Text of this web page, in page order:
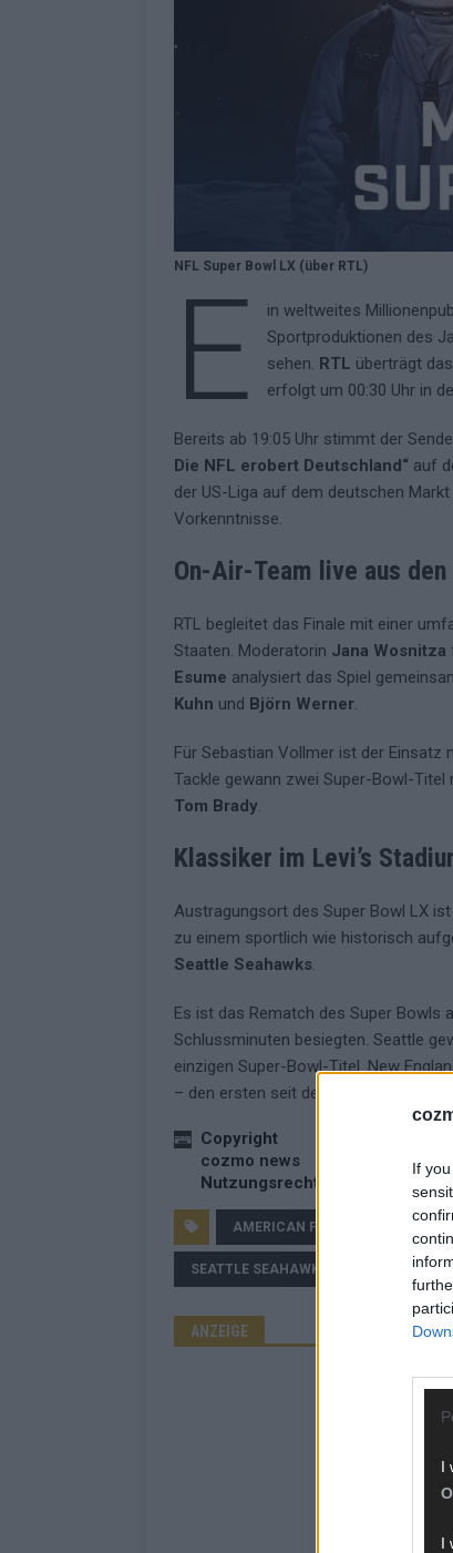
If
I
I
NFL Super Bowl LX (über RTL)
E
in weltweites
Sportproduktionen des
sehen. RTL überträgt
erfolgt um 00:30 Uhr in
Bereits ab 19:05 Uhr stimmt der
Die NFL erobert Deutschland“ auf
der US-Liga auf dem deutschen
Vorkenntnisse.
On-Air-Team live aus den
RTL begleitet das Finale mit einer
Staaten. Moderatorin Jana Wosnitza
Esume analysiert das Spiel
Kuhn und Björn Werner.
Für Sebastian Vollmer ist der Einsatz
Tackle gewann zwei Super-Bowl-Titel
Tom Brady.
Klassiker im Levi’s
Austragungsort des Super Bowl LX
zu einem sportlich wie historisch
Seattle Seahawks.
Es ist das Rematch des Super Bowls
Schlussminuten besiegten. Seattle
einzigen Super-Bowl-Titel. New
– den ersten seit dem Ende der Brady-
Copyright
cozmo news
Nutzungsrechte erwerben?
AMERICAN FOOTBALL
SEATTLE SEAHAWKS SUPER
ANZEIGE